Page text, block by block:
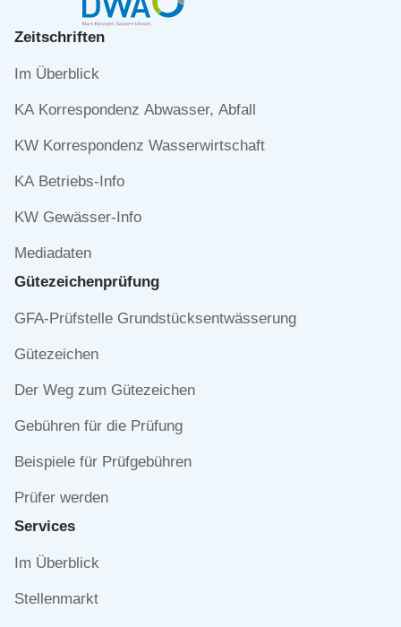
Zeitschriften
Navigation
Im Überblick
KA Korrespondenz Abwasser, Abfall
KW Korrespondenz Wasserwirtschaft
KA Betriebs-Info
KW Gewässer-Info
Mediadaten
Gütezeichen­prüfung
Navigation
GFA-Prüfstelle Grundstücksentwässerung
Gütezeichen
Der Weg zum Gütezeichen
Gebühren für die Prüfung
Beispiele für Prüfgebühren
Prüfer werden
Services
Navigation
Im Überblick
Stellenmarkt